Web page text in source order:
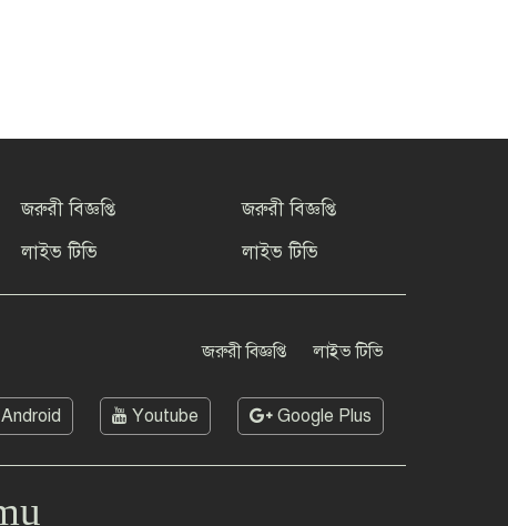
জরুরী বিজ্ঞপ্তি
লাইভ টিভি
জরুরী বিজ্ঞপ্তি
লাইভ টিভি
জরুরী বিজ্ঞপ্তি লাইভ টিভি
Youtube Google Plus